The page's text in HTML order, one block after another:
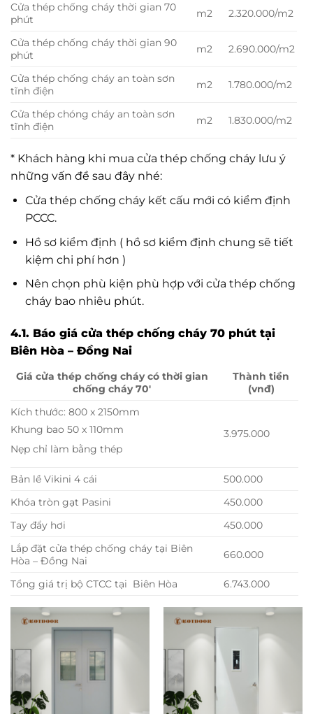
Cửa thép chống cháy thời gian 70
phút
m2 2.320.000/m2
Cửa thép chống cháy thời gian 90
phút
m2 2.690.000/m2
Cửa thép chống cháy an toàn sơn
tĩnh điện
m2 1.780.000/m2
Cửa thép chóng cháy an toàn sơn
tĩnh điện
m2 1.830.000/m2
* Khách hàng khi mua cửa thép chống cháy lưu ý
những vấn đề sau đây nhé:
Cửa thép chống cháy kết cấu mới có kiểm định
PCCC.
Hồ sơ kiểm định ( hồ sơ kiểm định chung sẽ tiết
kiệm chi phí hơn )
Nên chọn phù kiện phù hợp với cửa thép chống
cháy bao nhiêu phút.
4.1. Báo giá cửa thép chống cháy 70 phút tại
Biên Hòa – Đồng Nai
Giá cửa thép chống cháy có thời gian
chống cháy 70′
Thành tiền
(vnđ)
Kích thước: 800 x 2150mm
Khung bao 50 x 110mm
Nẹp chỉ làm bằng thép
3.975.000
Bản lề Vikini 4 cái
500.000
Khóa tròn gạt Pasini
450.000
Tay đẩy hơi
450.000
Lắp đặt cửa thép chống cháy tại Biên
Hòa – Đồng Nai
660.000
Tổng giá trị bộ CTCC tại Biên Hòa 6.743.000